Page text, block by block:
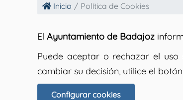
Inicio Política de Cookies
El Ayuntamiento de Badajoz
Puede aceptar o rechazar el
cambiar su decisión, utilice el
Configurar cookies